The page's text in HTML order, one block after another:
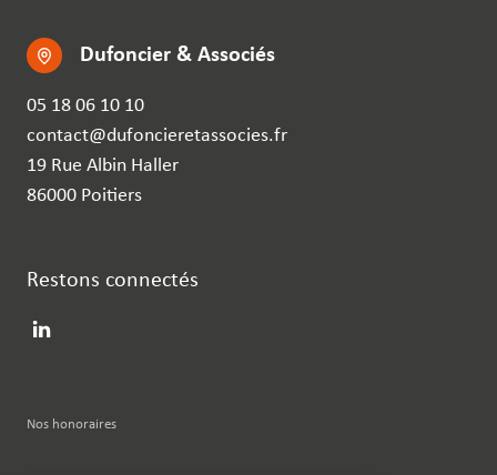
Dufoncier & Associés
05 18 06 10 10
contact@dufoncieretassocies.fr
19 Rue Albin Haller
86000 Poitiers
Restons connectés
Nos honoraires